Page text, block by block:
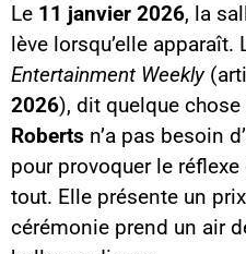
Le 11 janvier 2026, la
lève lorsqu’elle apparaît.
Entertainment Weekly
2026), dit quelque chose
Roberts n’a pas besoin
pour provoquer le
tout. Elle présente un
cérémonie prend un air